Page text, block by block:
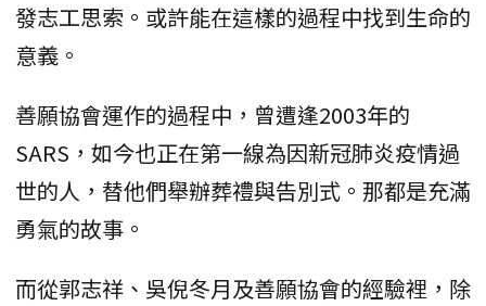
發志工思索。或許能在這樣的過程中找到生命的
意義。
善願協會運作的過程中，曾遭逢2003年的
SARS，如今也正在第一線為因新冠肺炎疫情過
世的人，替他們舉辦葬禮與告別式。那都是充滿
勇氣的故事。
而從郭志祥、吳倪冬月及善願協會的經驗裡，除